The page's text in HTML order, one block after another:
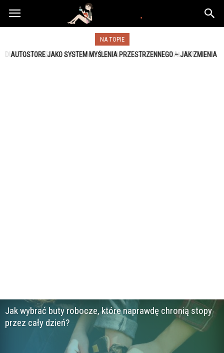
www.yooki.pl
NA TOPIE
AUTOSTORE JAKO SYSTEM MYŚLENIA PRZESTRZENNEGO – JAK ZMIENIA
Jak wybrać buty robocze, które naprawdę chronią stopy
przez cały dzień?